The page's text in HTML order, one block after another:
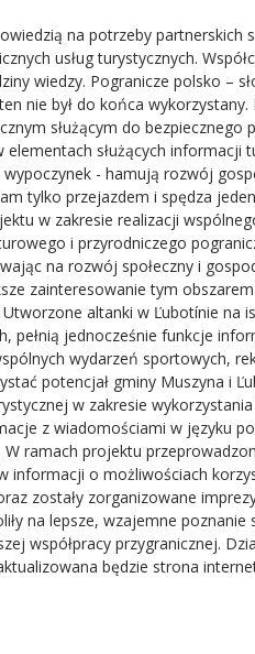
na potrzeby partnerskich
usług turystycznych.
wiedzy. Pogranicze polsko –
nie był do końca wykorzystany.
służącym do bezpiecznego
służących informacji
- hamują rozwój
tylko przejazdem i spędza
w zakresie realizacji
i przyrodniczego
na rozwój społeczny i
zainteresowanie tym
altanki w Ľubotínie na
jednocześnie funkcje
wydarzeń sportowych,
potencjał gminy Muszyna i
w zakresie
z wiadomościami w języku
ramach projektu
o możliwościach
zostały zorganizowane
na lepsze, wzajemne poznanie
współpracy przygranicznej.
będzie strona